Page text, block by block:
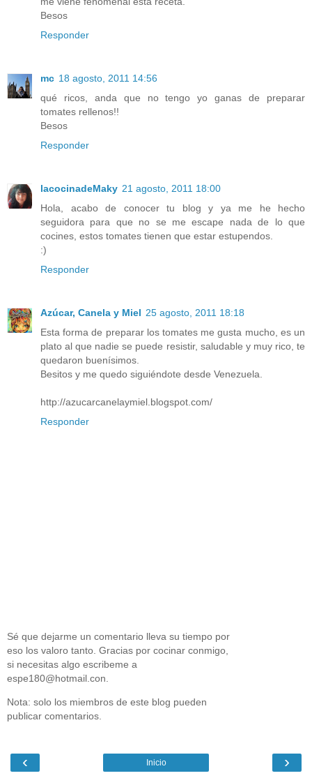
Besos
Responder
mc 18 agosto, 2011 14:56
qué ricos, anda que no tengo yo ganas de preparar
tomates rellenos!!
Besos
Responder
lacocinadeMaky 21 agosto, 2011 18:00
Hola, acabo de conocer tu blog y ya me he hecho
seguidora para que no se me escape nada de lo que
cocines, estos tomates tienen que estar estupendos.
:)
Responder
Azúcar, Canela y Miel 25 agosto, 2011 18:18
Esta forma de preparar los tomates me gusta mucho, es un
plato al que nadie se puede resistir, saludable y muy rico, te
quedaron buenísimos.
Besitos y me quedo siguiéndote desde Venezuela.
http://azucarcanelaymiel.blogspot.com/
Responder
Sé que dejarme un comentario lleva su tiempo por
eso los valoro tanto. Gracias por cocinar conmigo,
si necesitas algo escribeme a
espe180@hotmail.con.
Nota: solo los miembros de este blog pueden
publicar comentarios.
‹ ›
Inicio